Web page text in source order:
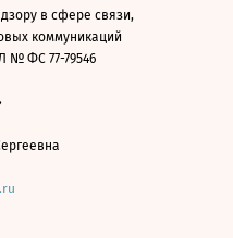
в сфере связи,
коммуникаций
№ ФС 77-79546